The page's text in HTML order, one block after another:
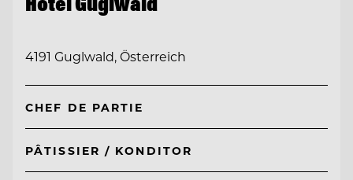
4191 Guglwald, Österreich
CHEF DE PARTIE
PÂTISSIER / KONDITOR